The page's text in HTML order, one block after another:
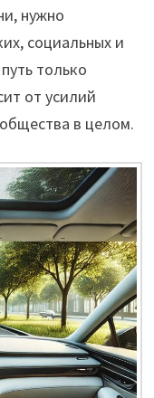
нужно
социальных и
только
от усилий
в целом.